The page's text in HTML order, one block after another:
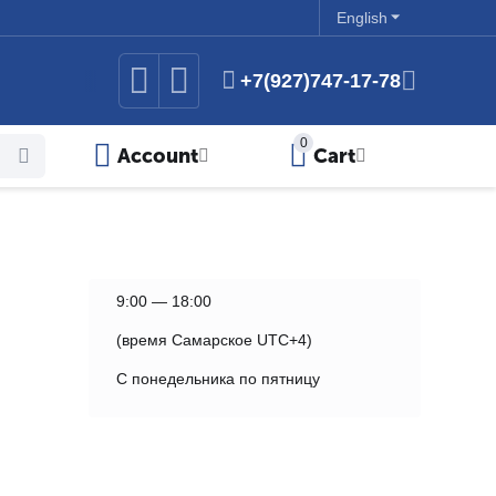
English
+7(927)747-17-78
0
Cart
Account
9:00 — 18:00
(время Самарское UTC+4)
C понедельника по пятницу